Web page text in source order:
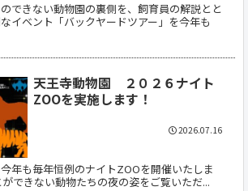
できない動物園の裏側を、飼育員の解説とと
イベント「バックヤードツアー」を今年も
天王寺動物園 ２０２６ナイト
ZOOを実施します！
年も毎年恒例のナイトZOOを開催いたしま
できない動物たちの夜の姿をご覧いただ...
2026.07.16